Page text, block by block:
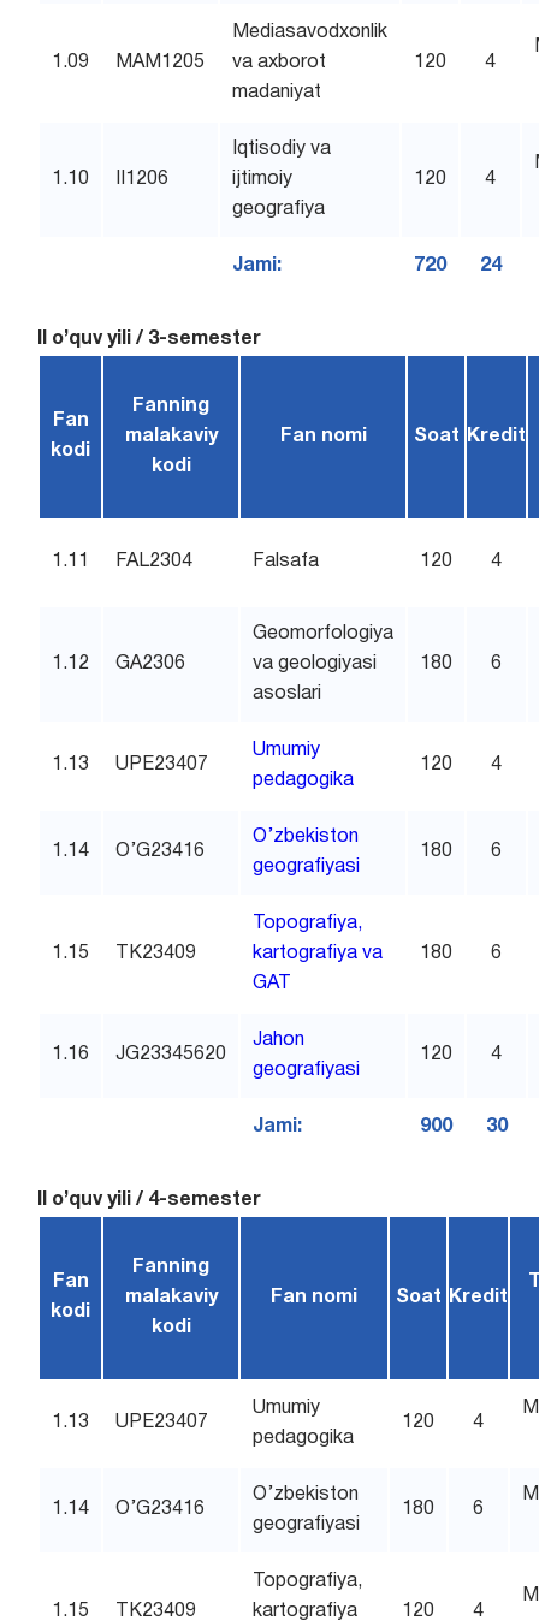
1.09 MAM1205
Mediasavodxonlik
va axborot
madaniyat
120 4
1.10 II1206
Iqtisodiy va
ijtimoiy
geografiya
120 4
Jami: 720 24
II o’quv yili / 3-semester
Fan
kodi
Fanning
malakaviy
kodi
Fan nomi Soat Kredit
1.11 FAL2304 Falsafa 120 4
1.12 GA2306
Geomorfologiya
va geologiyasi
asoslari
180 6
1.13 UPE23407
Umumiy
pedagogika
120 4
1.14 O’G23416
O’zbekiston
geografiyasi
180 6
1.15 TK23409
Topografiya,
kartografiya va
GAT
180 6
1.16 JG23345620
Jahon
geografiyasi
120 4
Jami: 900 30
II o’quv yili / 4-semester
Fan
kodi
Fanning
malakaviy
kodi
Fan nomi Soat Kredit
1.13 UPE23407
Umumiy
pedagogika
120 4
1.14 O’G23416
O’zbekiston
geografiyasi
180 6
1.15 TK23409
Topografiya,
kartografiya
120 4